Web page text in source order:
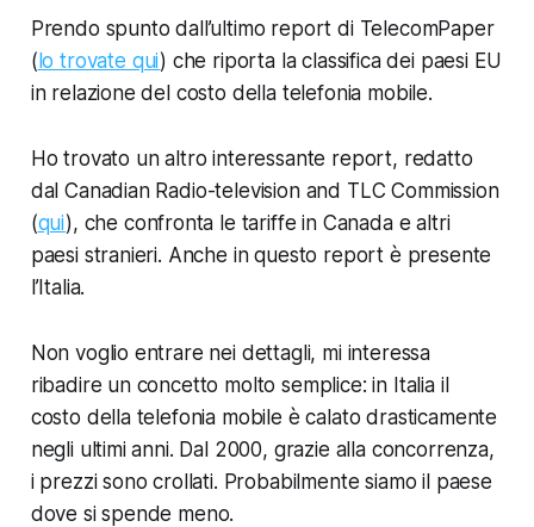
Prendo spunto dall’ultimo report di TelecomPaper
(lo trovate qui) che riporta la classifica dei paesi EU
in relazione del costo della telefonia mobile.
Ho trovato un altro interessante report, redatto
dal Canadian Radio-television and TLC Commission
(qui), che confronta le tariffe in Canada e altri
paesi stranieri. Anche in questo report è presente
l’Italia.
Non voglio entrare nei dettagli, mi interessa
ribadire un concetto molto semplice: in Italia il
costo della telefonia mobile è calato drasticamente
negli ultimi anni. Dal 2000, grazie alla concorrenza,
i prezzi sono crollati. Probabilmente siamo il paese
dove si spende meno.